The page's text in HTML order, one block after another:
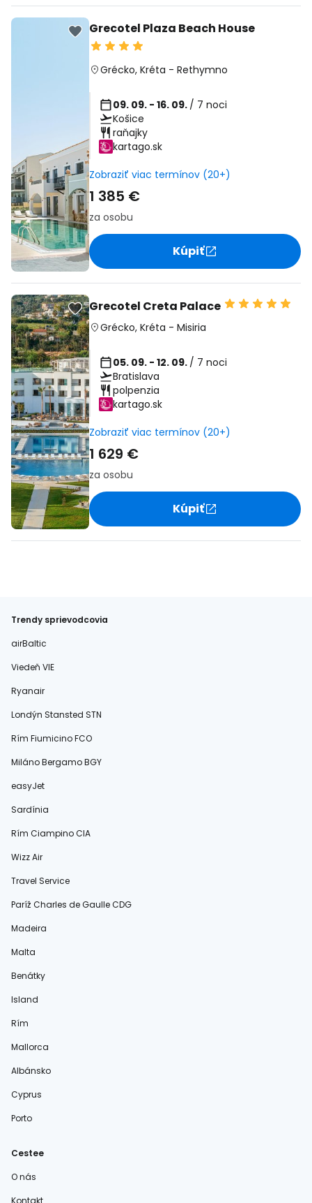
Grecotel Plaza Beach House
Grécko, Kréta - Rethymno
09. 09. - 16. 09. / 7 noci
Košice
raňajky
kartago.sk
Zobraziť viac termínov (20+)
1 385 €
za osobu
Kúpiť
Grecotel Creta Palace
Grécko, Kréta - Misiria
05. 09. - 12. 09. / 7 noci
Bratislava
polpenzia
kartago.sk
Zobraziť viac termínov (20+)
1 629 €
za osobu
Kúpiť
Trendy sprievodcovia
airBaltic
Viedeň VIE
Ryanair
Londýn Stansted STN
Rím Fiumicino FCO
Miláno Bergamo BGY
easyJet
Sardínia
Rím Ciampino CIA
Wizz Air
Travel Service
Paríž Charles de Gaulle CDG
Madeira
Malta
Benátky
Island
Rím
Mallorca
Albánsko
Cyprus
Porto
Cestee
O nás
Kontakt